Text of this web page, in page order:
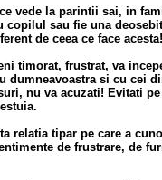
vede la parintii sai, in
copilul sau fie una
de ceea ce face acesta!
timorat, frustrat, va
dumneavoastra si cu cei
nu va acuzati! Evitati
relatia tipar pe care a
de frustrare, de